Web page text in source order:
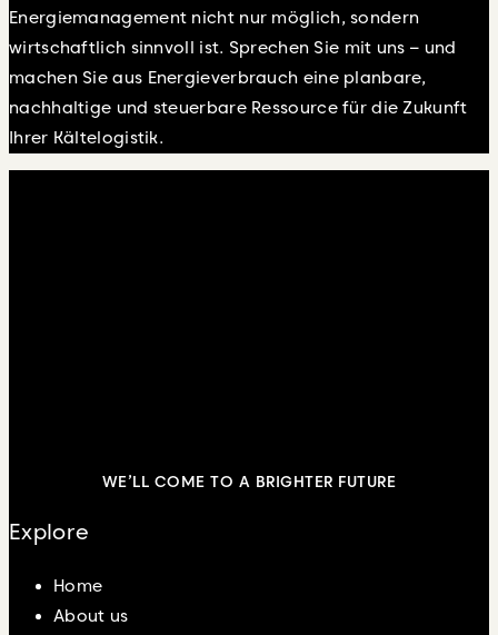
Energiemanagement nicht nur möglich, sondern
wirtschaftlich sinnvoll ist. Sprechen Sie mit uns – und
machen Sie aus Energieverbrauch eine planbare,
nachhaltige und steuerbare Ressource für die Zukunft
Ihrer Kältelogistik.
WE’LL COME TO A BRIGHTER FUTURE
Explore
Home
About us